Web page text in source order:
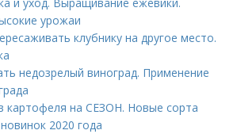
урожаи
клубнику на другое место.
недозрелый виноград. Применение
картофеля на СЕЗОН. Новые сорта
2020 года